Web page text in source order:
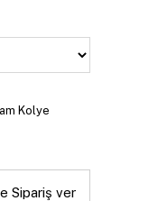
Kolye
Sipariş ver